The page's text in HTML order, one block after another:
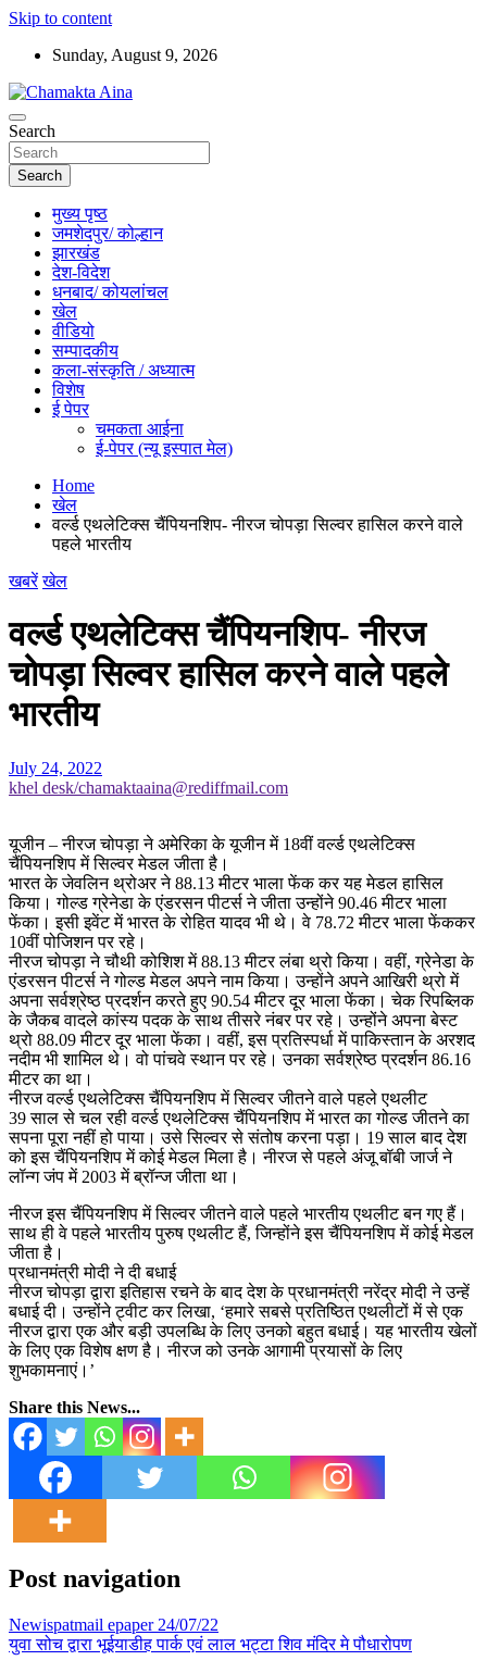
Skip to content
Sunday, August 9, 2026
Chamakta Aina
Hindi News Paper – Jharkhand
Search
Search
मुख्य पृष्ठ
जमशेदपुर/ कोल्हान
झारखंड
देश-विदेश
धनबाद/ कोयलांचल
खेल
वीडियो
सम्पादकीय
कला-संस्कृति / अध्यात्म
विशेष
ई पेपर
चमकता आईना
ई-पेपर (न्यू इस्पात मेल)
Home
खेल
वर्ल्ड एथलेटिक्स चैंपियनशिप- नीरज चोपड़ा सिल्वर हासिल करने वाले
पहले भारतीय
खबरें खेल
वर्ल्ड एथलेटिक्स चैंपियनशिप- नीरज
चोपड़ा सिल्वर हासिल करने वाले पहले
भारतीय
July 24, 2022
khel desk/chamaktaaina@rediffmail.com
यूजीन – नीरज चोपड़ा ने अमेरिका के यूजीन में 18वीं वर्ल्ड एथलेटिक्स
चैंपियनशिप में सिल्वर मेडल जीता है।
भारत के जेवलिन थ्रोअर ने 88.13 मीटर भाला फेंक कर यह मेडल हासिल
किया। गोल्ड ग्रेनेडा के एंडरसन पीटर्स ने जीता उन्होंने 90.46 मीटर भाला
फेंका। इसी इवेंट में भारत के रोहित यादव भी थे। वे 78.72 मीटर भाला फेंककर
10वीं पोजिशन पर रहे।
नीरज चोपड़ा ने चौथी कोशिश में 88.13 मीटर लंबा थ्रो किया। वहीं, ग्रेनेडा के
एंडरसन पीटर्स ने गोल्ड मेडल अपने नाम किया। उन्होंने अपने आखिरी थ्रो में
अपना सर्वश्रेष्ठ प्रदर्शन करते हुए 90.54 मीटर दूर भाला फेंका। चेक रिपब्लिक
के जैकब वादले कांस्य पदक के साथ तीसरे नंबर पर रहे। उन्होंने अपना बेस्ट
थ्रो 88.09 मीटर दूर भाला फेंका। वहीं, इस प्रतिस्पर्धा में पाकिस्तान के अरशद
नदीम भी शामिल थे। वो पांचवे स्थान पर रहे। उनका सर्वश्रेष्ठ प्रदर्शन 86.16
मीटर का था।
नीरज वर्ल्ड एथलेटिक्स चैंपियनशिप में सिल्वर जीतने वाले पहले एथलीट
39 साल से चल रही वर्ल्ड एथलेटिक्स चैंपियनशिप में भारत का गोल्ड जीतने का
सपना पूरा नहीं हो पाया। उसे सिल्वर से संतोष करना पड़ा। 19 साल बाद देश
को इस चैंपियनशिप में कोई मेडल मिला है। नीरज से पहले अंजू बॉबी जार्ज ने
लॉन्ग जंप में 2003 में ब्रॉन्ज जीता था।
नीरज इस चैंपियनशिप में सिल्वर जीतने वाले पहले भारतीय एथलीट बन गए हैं।
साथ ही वे पहले भारतीय पुरुष एथलीट हैं, जिन्होंने इस चैंपियनशिप में कोई मेडल
जीता है।
प्रधानमंत्री मोदी ने दी बधाई
नीरज चोपड़ा द्वारा इतिहास रचने के बाद देश के प्रधानमंत्री नरेंद्र मोदी ने उन्हें
बधाई दी। उन्होंने ट्वीट कर लिखा, ‘हमारे सबसे प्रतिष्ठित एथलीटों में से एक
नीरज द्वारा एक और बड़ी उपलब्धि के लिए उनको बहुत बधाई। यह भारतीय खेलों
के लिए एक विशेष क्षण है। नीरज को उनके आगामी प्रयासों के लिए
शुभकामनाएं।’
Share this News...
Post navigation
Newispatmail epaper 24/07/22
युवा सोच द्वारा भूईयाडीह पार्क एवं लाल भट्टा शिव मंदिर मे पौधारोपण